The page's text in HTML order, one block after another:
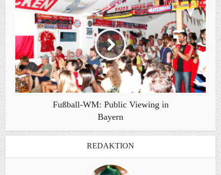
Fußball-WM: Public Viewing in
Bayern
REDAKTION